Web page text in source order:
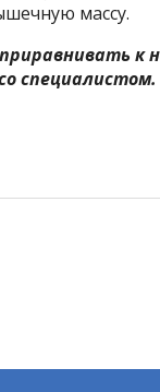
массу.
к
специалистом.